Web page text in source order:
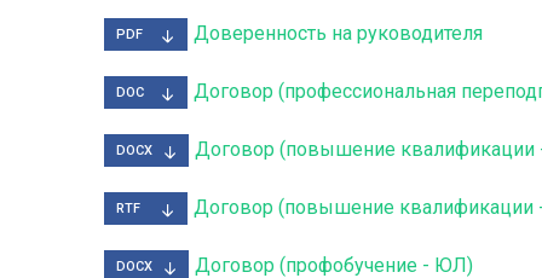
PDF Доверенность на руководителя
DOC Договор (профессиональная
DOCX Договор (повышение
RTF Договор (повышение
DOCX Договор (профобучение - ЮЛ)